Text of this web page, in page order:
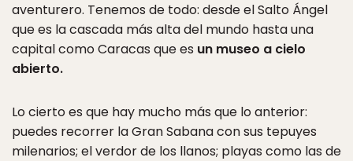
aventurero. Tenemos de todo: desde el Salto Ángel
que es la cascada más alta del mundo hasta una
capital como Caracas que es un museo a cielo
abierto.
Lo cierto es que hay mucho más que lo anterior:
puedes recorrer la Gran Sabana con sus tepuyes
milenarios; el verdor de los llanos; playas como las de